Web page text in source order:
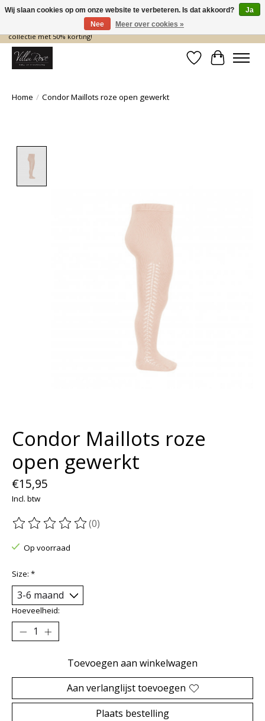
De nieuwe collectie komt eraan… en wij maken ruimte! Shop nu de zomer
collectie met 50% korting!
Verlanglijst
Home / Condor Maillots roze open gewerkt
Condor Maillots roze
open gewerkt
€15,95
Incl. btw
De beoordeling van dit product is
(0)
Op voorraad
Size: *
Hoeveelheid:
Toevoegen aan winkelwagen
Aan verlanglijst toevoegen
Plaats bestelling
Wij slaan cookies op om onze website te verbeteren. Is dat akkoord?
Ja
Nee
Meer over cookies »